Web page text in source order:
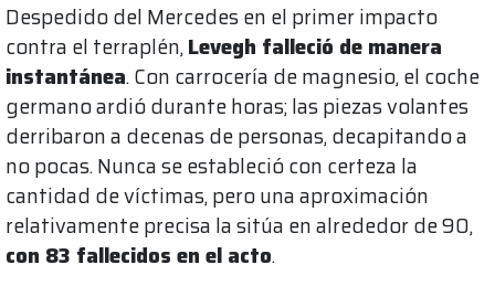
Despedido del Mercedes en el primer impacto
contra el terraplén,Levegh falleció de manera
instantánea. Con carrocería de magnesio, el coche
germano ardió durante horas; las piezas volantes
derribaron a decenas de personas, decapitando a
no pocas. Nunca se estableció con certeza la
cantidad de víctimas, pero una aproximación
relativamente precisa la sitúa en alrededor de 90,
con 83 fallecidos en el acto.